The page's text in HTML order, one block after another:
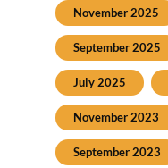
November 2025
September 2025
July 2025
November 2023
September 2023